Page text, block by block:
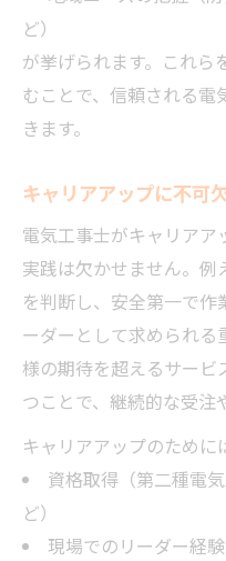
ど）
が挙げられます。これら
むことで、信頼される電
きます。
キャリアアップに不可
電気工事士がキャリアア
実践は欠かせません。例
を判断し、安全第一で作
ーダーとして求められる
様の期待を超えるサー
つことで、継続的な受注
キャリアアップのために
資格取得（第二種電
ど）
現場でのリーダー経験